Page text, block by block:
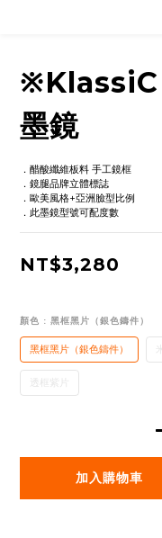
※KlassiC
墨鏡
．醋酸纖維板料 手工鏡框
．鏡腿品牌立體標誌
．歐美風格+亞洲臉型比例
．此墨鏡型號可配度數
NT$3,280
顏色 : 黑框黑片（銀色鑄件）
黑框黑片（銀色鑄件）
透框紫片
加入購物車